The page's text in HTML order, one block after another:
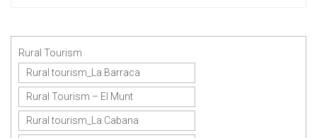
Rural Tourism
Rural tourism_La Barraca
Rural Tourism – El Munt
Rural tourism_La Cabana